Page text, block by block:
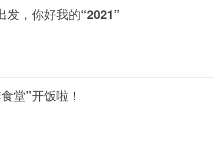
发，你好我的“2021”
堂”开饭啦！